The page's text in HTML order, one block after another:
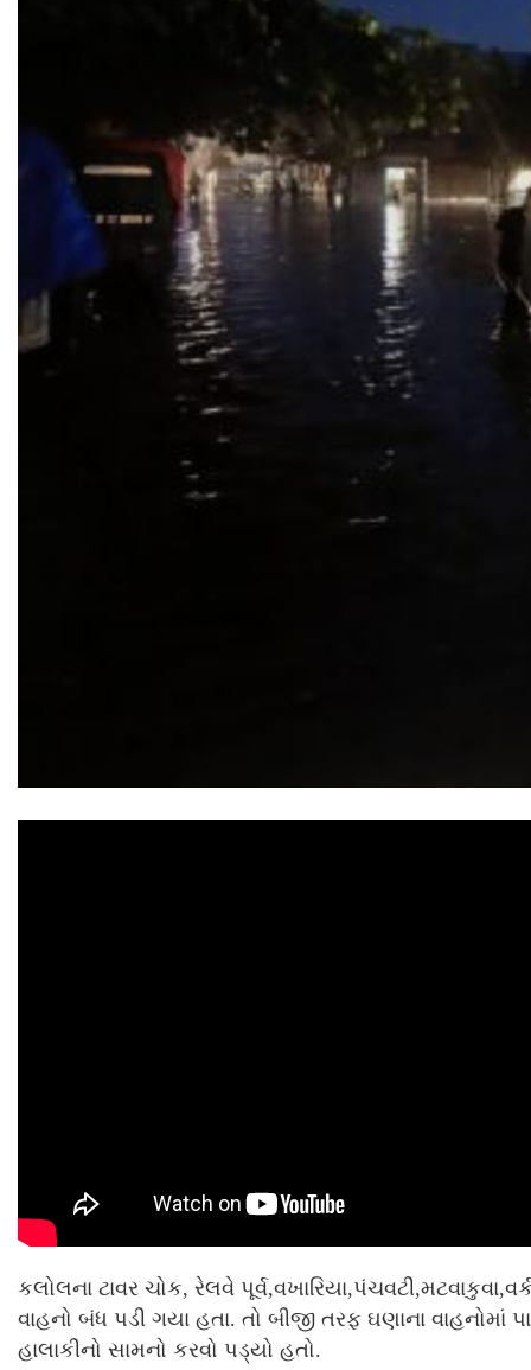
કલોલના ટાવર ચોક, રેલવે
વાહનો બંધ પડી ગયા હતા. તો બીજી તરફ ઘણાના વાહનોમાં
હાલાકીનો સામનો કરવો પડ્યો હતો.